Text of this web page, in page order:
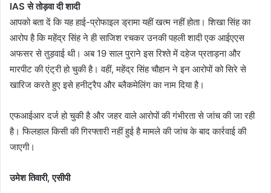
IAS से तोड़वा दी शादी
आपको बता दें कि यह हाई-प्रोफाइल ड्रामा यहीं खत्म नहीं होता। शिखा सिंह का
आरोप है कि महेंद्र सिंह ने ही साजिश रचकर उनकी पहली शादी एक आईएएस
अफसर से तुड़वाई थी। अब 19 साल पुराने इस रिश्ते में दहेज प्रताड़ना और
मारपीट की एंट्री हो चुकी है। वहीं, महेंद्र सिंह चौहान ने इन आरोपों को सिरे से
खारिज करते हुए इसे हनीट्रैप और ब्लैकमेलिंग का नाम दिया है।
एफआईआर दर्ज हो चुकी है और जहर वाले आरोपों की गंभीरता से जांच की जा रही
है। फिलहाल किसी की गिरफ्तारी नहीं हुई है मामले की जांच के बाद कार्रवाई की
जाएगी।
उमेश तिवारी, एसीपी